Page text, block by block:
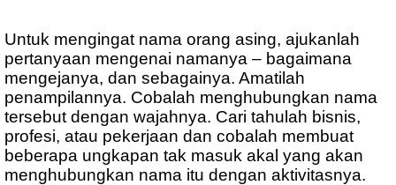
Untuk mengingat nama orang asing, ajukanlah
pertanyaan mengenai namanya – bagaimana
mengejanya, dan sebagainya. Amatilah
penampilannya. Cobalah menghubungkan nama
tersebut dengan wajahnya. Cari tahulah bisnis,
profesi, atau pekerjaan dan cobalah membuat
beberapa ungkapan tak masuk akal yang akan
menghubungkan nama itu dengan aktivitasnya.